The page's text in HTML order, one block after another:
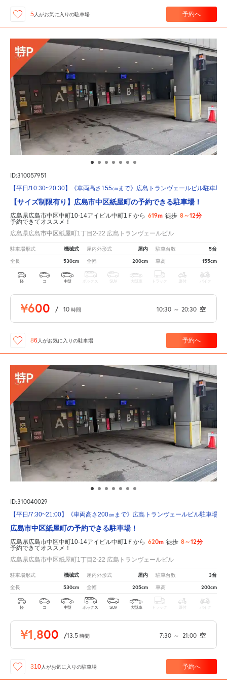
5 人がお気に入りの駐車場 予約へ
ID:310057951
【平日/10:30~20:30】《車両高さ155㎝まで》広島トランヴェールビル駐車場
【サイズ制限有り】広島市中区紙屋町の予約できる駐車場！
広島県広島市中区中町10-14アイビル中町1Ｆから 619m 徒歩 8～12分
予約できてオススメ！
広島県広島市中区紙屋町1丁目2-22 広島トランヴェールビル
駐車場形式 機械式 屋内外形式 屋内 駐車台数 5台
全長 530cm 全幅 200cm 車高 155cm
軽 コ 中型 ボックス SUV 大型車 トラック 原付 バイク
¥600 / 10 時間 10:30 ～ 20:30 空
86 人がお気に入りの駐車場 予約へ
ID:310040029
【平日/7:30~21:00】《車両高さ200㎝まで》広島トランヴェールビル駐車場
広島市中区紙屋町の予約できる駐車場！
広島県広島市中区中町10-14アイビル中町1Ｆから 620m 徒歩 8～12分
予約できてオススメ！
広島県広島市中区紙屋町1丁目2-22 広島トランヴェールビル
駐車場形式 機械式 屋内外形式 屋内 駐車台数 3台
全長 530cm 全幅 205cm 車高 200cm
軽 コ 中型 ボックス SUV 大型車 トラック 原付 バイク
¥1,800 /13.5 時間 7:30 ～ 21:00 空
310 人がお気に入りの駐車場 予約へ